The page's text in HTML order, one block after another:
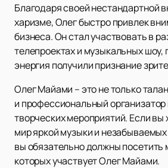
Благодаря своей нестандартной
харизме, Олег быстро привлек
бизнеса. Он стал участвовать в
телепроектах и музыкальных шоу,
энергия получили признание
Олег Майами – это не только
и профессиональный
творческих мероприятий. Если вы
мир яркой музыки и
вы обязательно должны посетить
которых участвует Олег Майами.